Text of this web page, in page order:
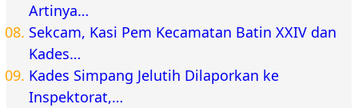
Artinya…
Sekcam, Kasi Pem Kecamatan Batin XXIV dan
Kades…
Kades Simpang Jelutih Dilaporkan ke
Inspektorat,…